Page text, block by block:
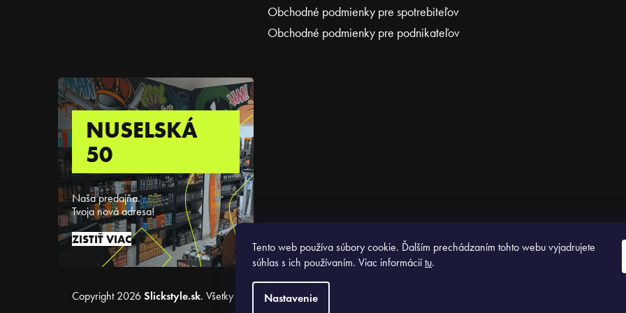
Tento web používa súbory cookie. Ďalším prechádzaním tohto webu vyjadrujete
súhlas s ich používaním. Viac informáciítu.
Nastavenie
Obchodné podmienky pre spotrebiteľov
Obchodné podmienky pre podnikateľov
NUSELSKÁ
50
Naša predajňa.
Tvoja nová adresa!
ZISTIŤ VIAC
Copyright 2026 Slickstyle.sk. Všetky práva vyhradené.